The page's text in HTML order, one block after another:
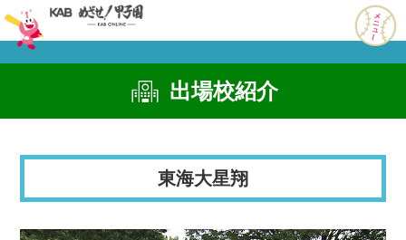
出場校紹介
東海大星翔